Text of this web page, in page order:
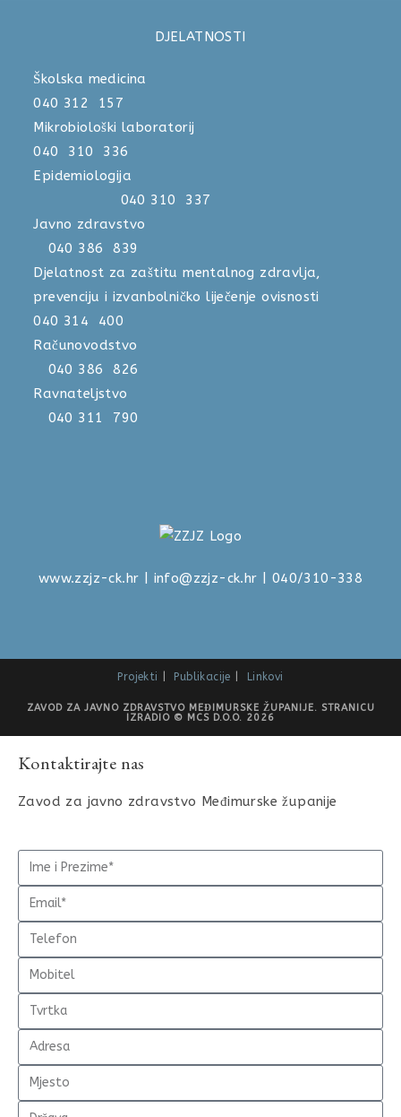
DJELATNOSTI
Školska medicina
040 312 157
Mikrobiološki laboratorij
040 310 336
Epidemiologija
040 310 337
Javno zdravstvo
040 386 839
Djelatnost za zaštitu mentalnog zdravlja,
prevenciju i izvanbolničko liječenje ovisnosti
040 314 400
Računovodstvo
040 386 826
Ravnateljstvo
040 311 790
www.zzjz-ck.hr info@zzjz-ck.hr | 040/310-338
Projekti Publikacije Linkovi
ZAVOD ZA JAVNO ZDRAVSTVO MEĐIMURSKE ŽUPANIJE. STRANICU
IZRADIO © MCS D.O.O. 2026
Kontaktirajte nas
Zavod za javno zdravstvo Međimurske županije